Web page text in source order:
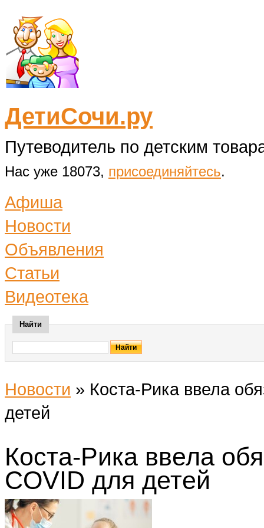
ДетиСочи.ру
Путеводитель по детским
Нас уже 18073, присоединяйтесь.
Афиша
Новости
Объявления
Статьи
Видеотека
Найти
Новости » Коста-Рика ввела
детей
Коста-Рика ввела
COVID для детей